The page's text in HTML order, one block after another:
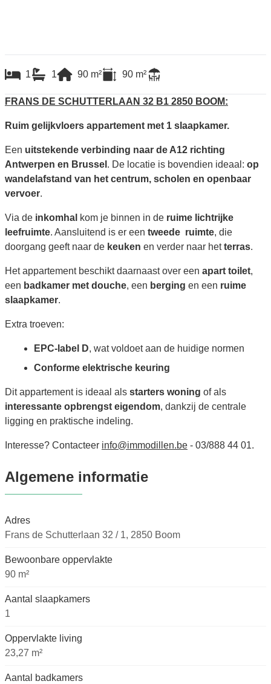
1 1 90 m² 90 m²
FRANS DE SCHUTTERLAAN 32 B1 2850 BOOM:
Ruim gelijkvloers appartement met 1 slaapkamer.
Een uitstekende verbinding naar de A12 richting
Antwerpen en Brussel . De locatie is bovendien ideaal: op
wandelafstand van het centrum, scholen en openbaar
vervoer.
Via de inkomhal kom je binnen in de ruime lichtrijke
leefruimte. Aansluitend is er een tweede ruimte, die
doorgang geeft naar de keuken en verder naar hetterras.
Het appartement beschikt daarnaast over een apart toilet,
een badkamer met douche, een berging en een ruime
slaapkamer.
Extra troeven:
EPC-label D, wat voldoet aan de huidige normen
Conforme elektrische keuring
Dit appartement is ideaal als starters woning of als
interessante opbrengst eigendom, dankzij de centrale
ligging en praktische indeling.
Interesse? Contacteer info@immodillen.be - 03/888 44 01.
Algemene informatie
Adres
Frans de Schutterlaan 32 / 1, 2850 Boom
Bewoonbare oppervlakte
90 m²
Aantal slaapkamers
1
Oppervlakte living
23,27 m²
Aantal badkamers